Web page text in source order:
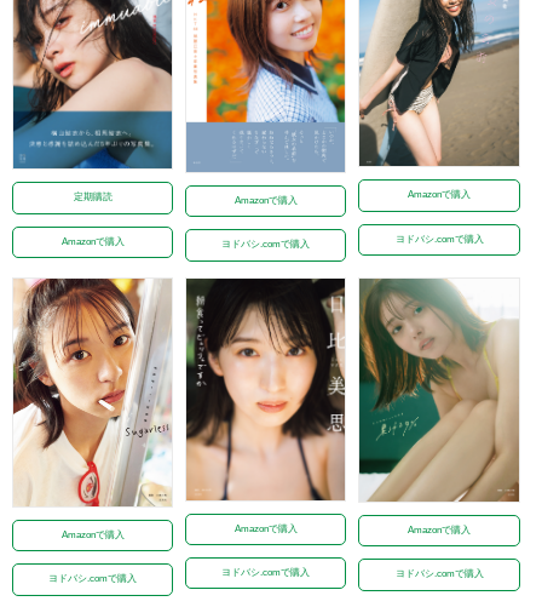
定期購読
Amazonで購入
Amazonで購入
ヨドバシ.comで購入
Amazonで購入
ヨドバシ.comで購入
Amazonで購入
ヨドバシ.comで購入
Amazonで購入
ヨドバシ.comで購入
Amazonで購入
ヨドバシ.comで購入